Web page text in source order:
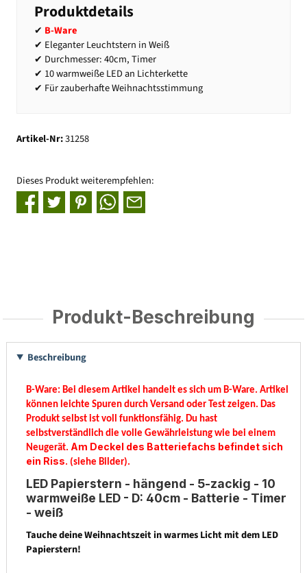
Produktdetails
✔ B-Ware
✔ Eleganter Leuchtstern in Weiß
✔ Durchmesser: 40cm, Timer
✔ 10 warmweiße LED an Lichterkette
✔ Für zauberhafte Weihnachtsstimmung
Artikel-Nr:31258
Dieses Produkt weiterempfehlen:
Produkt-Beschreibung
Beschreibung
B-Ware: Bei diesem Artikel handelt es sich um B-Ware. Artikel
können leichte Spuren durch Versand oder Test zeigen. Das
Produkt selbst ist voll funktionsfähig. Du hast
selbstverständlich die volle Gewährleistung wie bei einem
Neugerät. Am Deckel des Batteriefachs befindet sich
ein Riss. (siehe Bilder).
LED Papierstern - hängend - 5-zackig - 10
warmweiße LED - D: 40cm - Batterie - Timer
- weiß
Tauche deine Weihnachtszeit in warmes Licht mit dem LED
Papierstern!